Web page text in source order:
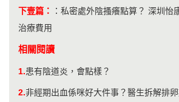
下壹篇：
： 私密處外陰搔癢點算？ 深圳怡
治療費用
相關閱讀
1.患有陰道炎，會點樣？
2.非經期出血係咪好大件事？醫生拆解排